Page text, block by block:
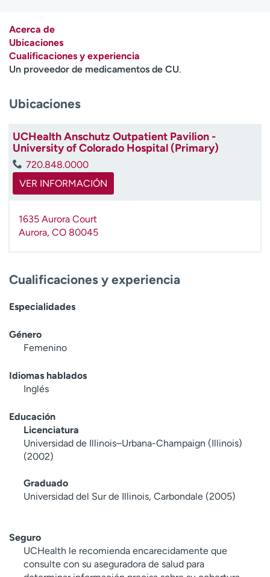
Empleados
Atención a medios de
comunicación
A
ú
d
a
m
t
a
Acerca de
Ubicaciones
Cualificaciones y experiencia
Un proveedor de medicamentos de CU.
Ubicaciones
UCHealth Anschutz Outpatient Pavilion -
University of Colorado Hospital (Primary)
720.848.0000
VER INFORMACIÓN
1635 Aurora Court
Aurora, CO 80045
Cualificaciones y experiencia
Especialidades
Género
Femenino
Idiomas hablados
Inglés
Educación
Licenciatura
Universidad de Illinois–Urbana-Champaign (Illinois)
(2002)
Graduado
Universidad del Sur de Illinois, Carbondale (2005)
Seguro
UCHealth le recomienda encarecidamente que
consulte con su aseguradora de salud para